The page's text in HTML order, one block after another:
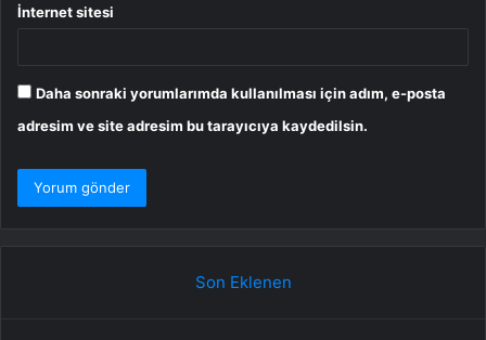
İnternet sitesi
Daha sonraki yorumlarımda kullanılması için adım, e-posta
adresim ve site adresim bu tarayıcıya kaydedilsin.
Son Eklenen